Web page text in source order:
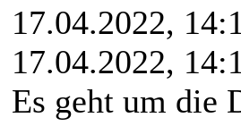
17.04.2022,
17.04.2022,
Es geht um die